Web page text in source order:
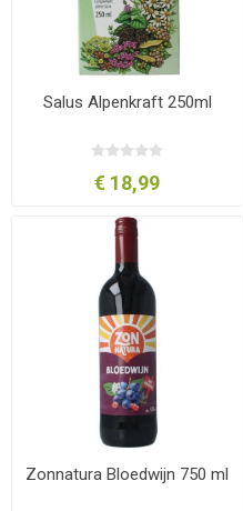
Salus Alpenkraft 250ml
€ 18,99
Zonnatura Bloedwijn 750 ml